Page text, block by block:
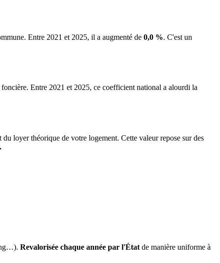
Entre 2021 et 2025, il a augmenté de 0,0 %. C'est un
Entre 2021 et 2025, ce coefficient national a alourdi la
loyer théorique de votre logement. Cette valeur repose sur des
Revalorisée chaque année par l'État de manière uniforme à